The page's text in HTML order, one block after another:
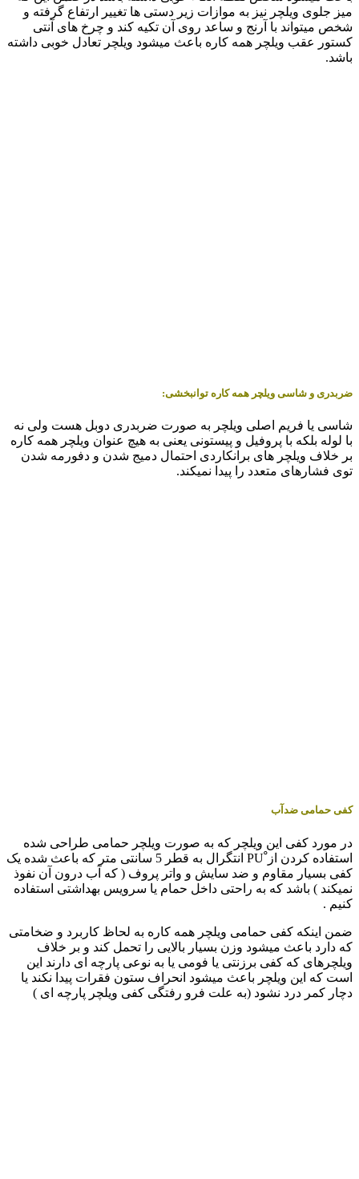
میز جلوی ویلچر نیز به موازات زیر دستی ها تغییر ارتفاع گرفته و
شخص میتواند با آرنج و ساعد روی آن تکیه کند و چرخ های آنتی
کستور عقب ویلچر همه کاره باعث میشود ویلچر تعادل خوبی داشته
باشد.
ضربدری و شاسی ویلچر همه کاره توانبخشی:
شاسی یا فریم اصلی ویلچر به صورت ضربدری دوبل هست ولی نه
با لوله بلکه با پروفیل و پیستونی یعنی به هیچ عنوان ویلچر همه کاره
بر خلاف ویلچر های برانکاردی احتمال دمیج شدن و دفورمه شدن
توی فشارهای متعدد را پیدا نمیکند.
کفی حمامی ضدآب
در مورد کفی این ویلچر که به صورت ویلچر حمامی طراحی شده
استفاده کردن از ‍ْ‍‍PU انتگرال به قطر 5 سانتی متر که باعث شده یک
کفی بسیار مقاوم و ضد سایش و واتر پروف ( که آب درون آن نفوذ
نمیکند ) باشد که به راحتی داخل حمام یا سرویس بهداشتی استفاده
کنیم .
ضمن اینکه کفی حمامی ویلچر همه کاره به لحاظ کاربرد و ضخامتی
که دارد باعث میشود وزن بسیار بالایی را تحمل کند و بر خلاف
ویلچرهای که کفی برزنتی یا فومی یا به نوعی پارچه ای دارند این
است که این ویلچر باعث میشود انحراف ستون فقرات پیدا نکند یا
دچار کمر درد نشود (‌به علت فرو رفتگی کفی ویلچر پارچه ای )